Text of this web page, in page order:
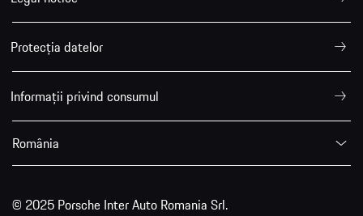
Protecția datelor
Informații privind consumul
România
© 2025 Porsche Inter Auto Romania Srl.